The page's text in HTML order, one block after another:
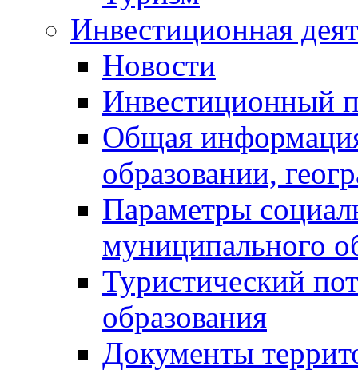
Инвестиционная
Новости
Инвестиционный
Общая
образовании,
Параметры
муниципального
Туристический
образования
Документы